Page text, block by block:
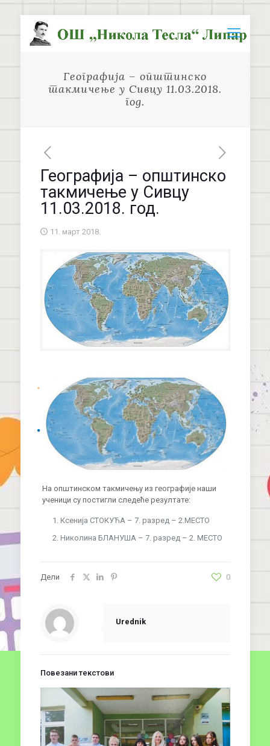
Географија – општинско
такмичење у Сивцу 11.03.2018.
год.
Географија – општинско
такмичење у Сивцу
11.03.2018. год.
11. март 2018.
На општинском такмичењу из географије наши
ученици су постигли следеће резултате:
Ксенија СТОКУЋА – 7. разред – 2.МЕСТО
Николина БЛАНУША – 7. разред – 2. МЕСТО
Дели 0
Urednik
Повезани текстови